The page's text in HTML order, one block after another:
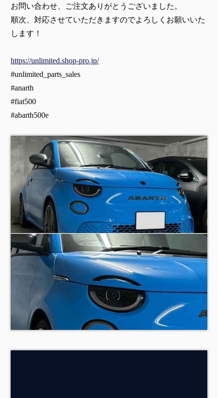
お問い合わせ、ご注文ありがとうございました。
順次、対応させていただきますのでよろしくお願いいた
します！
https://unlimited.shop-pro.jp/
#unlimited_parts_sales
#anarth
#fiat500
#abarth500e